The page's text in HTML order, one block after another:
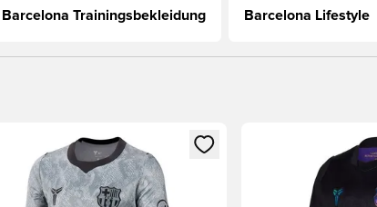
hier bei Unisport.
Barcelona Trainingsbekleidung Barcelona Lifestyle
als Mitglied
ein neues Fenster zum Anmelden oder Registrieren als
Öffnet ein neues